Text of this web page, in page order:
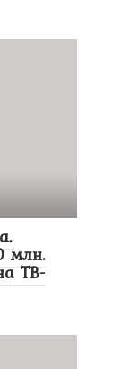
млн.
ТВ-